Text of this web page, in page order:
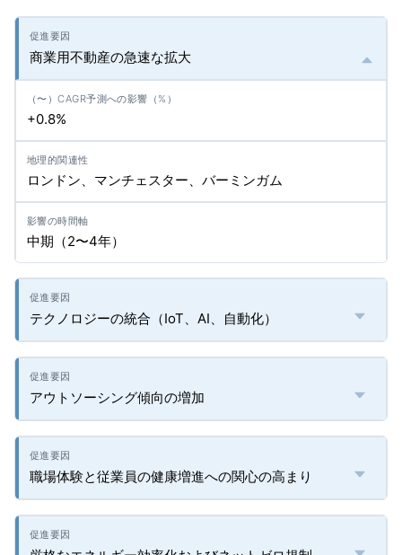
商業用不動産の急速な拡大
+0.8%
ロンドン、マンチェスター、バーミンガム
中期（2〜4年）
テクノロジーの統合（IoT、AI、自動化）
アウトソーシング傾向の増加
職場体験と従業員の健康増進への関心の高まり